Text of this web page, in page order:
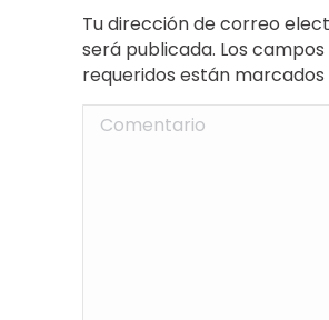
Tu dirección de correo
será publicada. Los campos
requeridos están marcados
Comentario